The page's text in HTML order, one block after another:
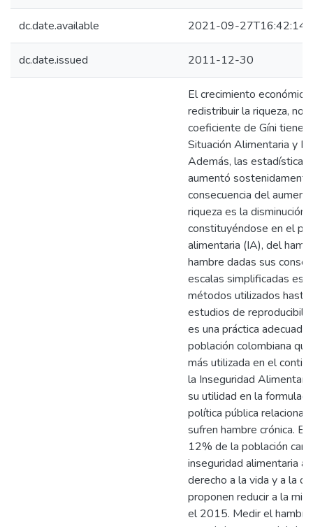
dc.date.available 2021-09-27T16:42:14Z
dc.date.issued 2011-12-30
El crecimiento
redistribuir la riqueza, no
coeficiente de Gíni tiene
Situación Alimentaria y
Además, las estadísticas
aumentó
consecuencia del
riqueza es la disminución
constituyéndose en el
alimentaria (IA), del
hambre dadas sus
escalas simplificadas es
métodos utilizados hasta
estudios de
es una práctica
población colombiana
más utilizada en el
la Inseguridad
su utilidad en la
política pública
sufren hambre crónica.
12% de la población
inseguridad alimentaria
derecho a la vida y a la
proponen reducir a la
el 2015. Medir el